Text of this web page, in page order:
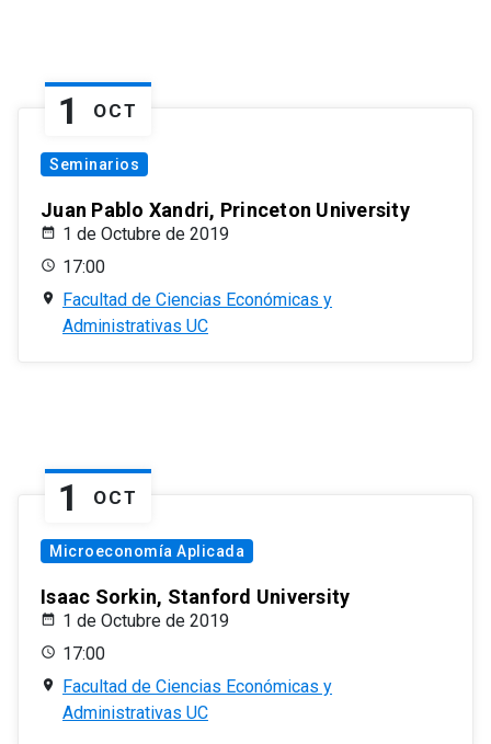
1 OCT
Seminarios
Juan Pablo Xandri, Princeton University
1 de Octubre de 2019
17:00
Facultad de Ciencias Económicas y
Administrativas UC
1 OCT
Microeconomía Aplicada
Isaac Sorkin, Stanford University
1 de Octubre de 2019
17:00
Facultad de Ciencias Económicas y
Administrativas UC